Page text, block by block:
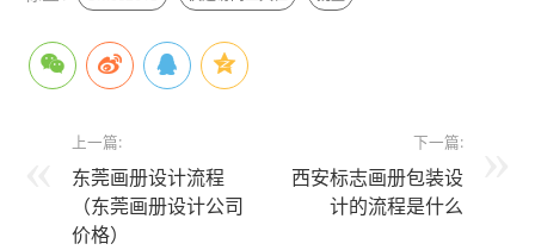
上一篇:
东莞画册设计流程
（东莞画册设计公司
价格）
下一篇:
西安标志画册包装设
计的流程是什么